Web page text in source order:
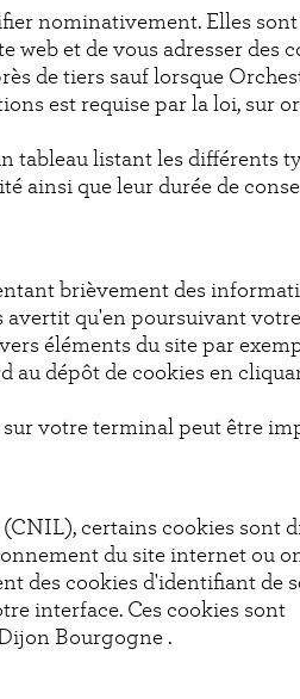
nominativement. Elles
et de vous adresser des
de tiers sauf lorsque
est requise par la loi, sur
tableau listant les différents
ainsi que leur durée de
brièvement des
avertit qu'en poursuivant
éléments du site par
au dépôt de cookies en
sur votre terminal peut être
certains cookies sont
du site internet ou
des cookies d'identifiant de
interface. Ces cookies sont
Bourgogne .